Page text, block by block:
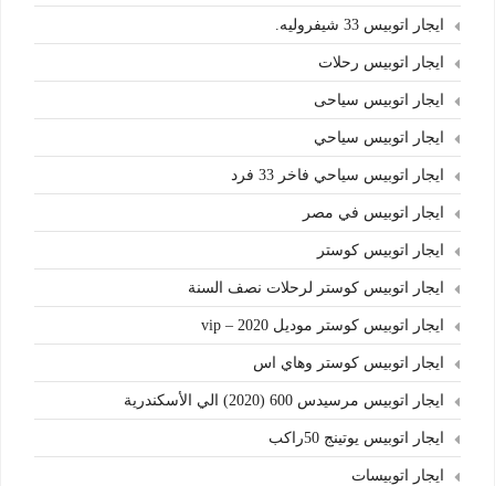
ايجار اتوبيس 33 شيفروليه.
ايجار اتوبيس رحلات
ايجار اتوبيس سياحى
ايجار اتوبيس سياحي
ايجار اتوبيس سياحي فاخر 33 فرد
ايجار اتوبيس في مصر
ايجار اتوبيس كوستر
ايجار اتوبيس كوستر لرحلات نصف السنة
ايجار اتوبيس كوستر موديل 2020 – vip
ايجار اتوبيس كوستر وهاي اس
ايجار اتوبيس مرسيدس 600 (2020) الي الأسكندرية
ايجار اتوبيس يوتينج 50راكب
ايجار اتوبيسات